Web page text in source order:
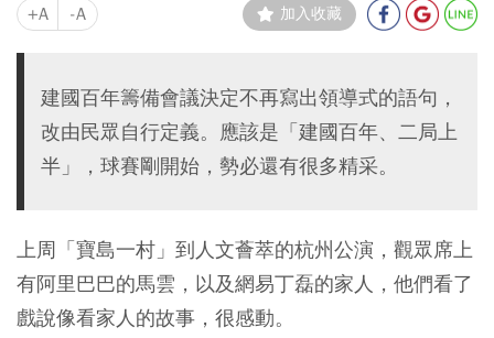
+A -A 加入收藏
建國百年籌備會議決定不再寫出領導式的語句，
改由民眾自行定義。應該是「建國百年、二局上
半」，球賽剛開始，勢必還有很多精采。
上周「寶島一村」到人文薈萃的杭州公演，觀眾席上
有阿里巴巴的馬雲，以及網易丁磊的家人，他們看了
戲說像看家人的故事，很感動。